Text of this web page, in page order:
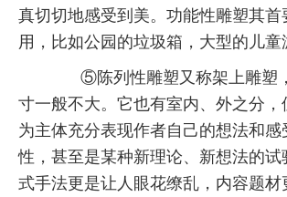
真切切地感受到美。功能性雕塑其首
用，比如公园的垃圾箱，大型的儿童
⑤陈列性雕塑又称架上雕塑
寸一般不大。它也有室内、外之分，
为主体充分表现作者自己的想法和
性，甚至是某种新理论、新想法的试
式手法更是让人眼花缭乱，内容题